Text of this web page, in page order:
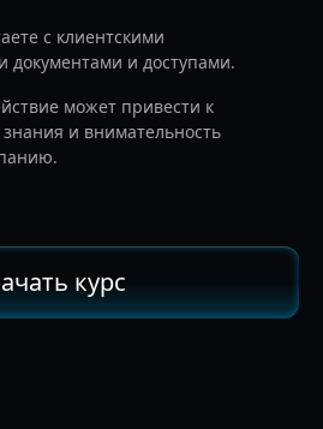
с клиентскими
и доступами.
может привести к
и внимательность
курс